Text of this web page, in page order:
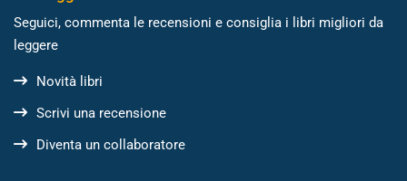
Seguici, commenta le recensioni e consiglia i libri migliori da
leggere
Novità libri
Scrivi una recensione
Diventa un collaboratore